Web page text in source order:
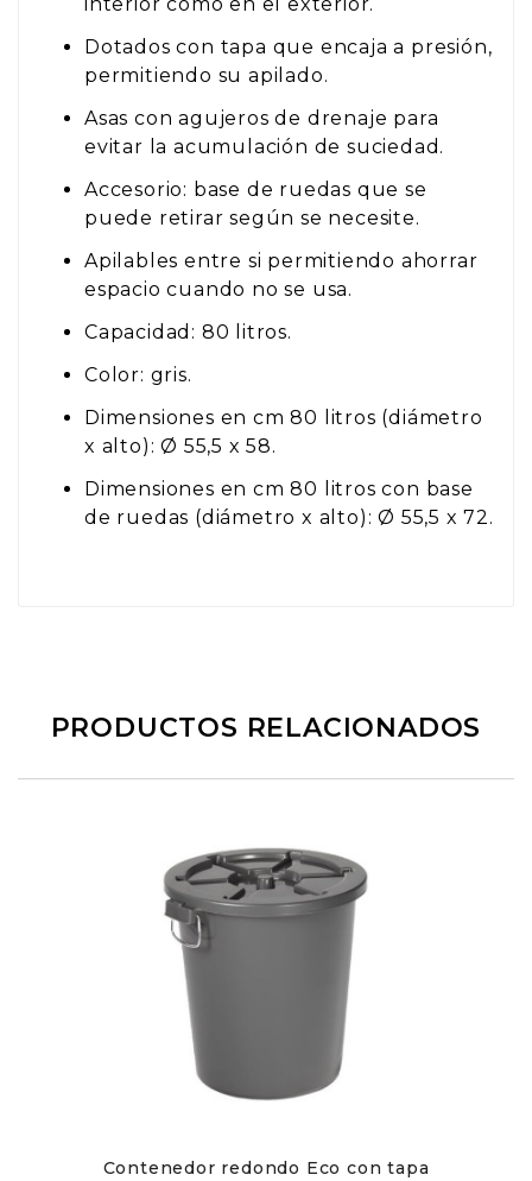
Dotados con tapa que encaja a presión,
permitiendo su apilado.
Asas con agujeros de drenaje para
evitar la acumulación de suciedad.
Accesorio: base de ruedas que se
puede retirar según se necesite.
Apilables entre si permitiendo ahorrar
espacio cuando no se usa.
Capacidad: 80 litros.
Color: gris.
Dimensiones en cm 80 litros (diámetro
x alto): Ø 55,5 x 58.
Dimensiones en cm 80 litros con base
de ruedas (diámetro x alto): Ø 55,5 x 72.
PRODUCTOS RELACIONADOS
Contenedor redondo Eco con tapa